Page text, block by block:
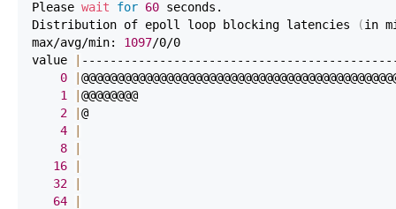
Please wait for 60
Distribution of epoll loop blocking latencies
(in
max/avg/min: 1097
value
0
1
2
4
8
16
32
64